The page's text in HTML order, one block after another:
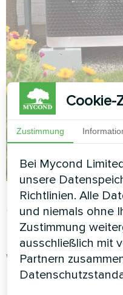
Cookie-
Zustimmung
Bei Mycond
unsere
Richtlinien. Alle
und niemals ohne
Zustimmung
ausschließlich mit
Partnern